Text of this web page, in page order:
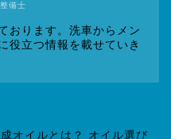
備士
おります。洗車からメン
役立つ情報を載せていき
オイルとは？ オイル選び